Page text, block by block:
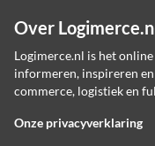
Over
Logimerce.nl is het
informeren, inspireren
commerce, logistiek en
Onze privacyverklaring